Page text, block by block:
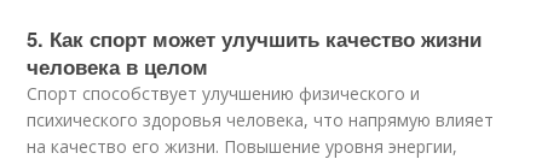
5. Как спорт может улучшить качество жизни
человека в целом
Спорт способствует улучшению физического и
психического здоровья человека, что напрямую влияет
на качество его жизни. Повышение уровня энергии,